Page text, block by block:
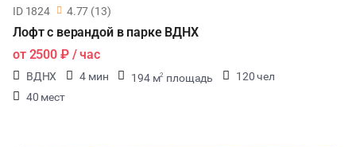
ID 1824 4.77 (13)
Лофт с верандой в парке ВДНХ
от 2500 ₽/ час
ВДНХ 4 мин 194 м2 площадь
120 чел
40 мест